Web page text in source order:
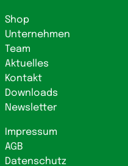
Shop
Unternehmen
Team
Aktuelles
Kontakt
Downloads
Newsletter
Impressum
AGB
Datenschutz